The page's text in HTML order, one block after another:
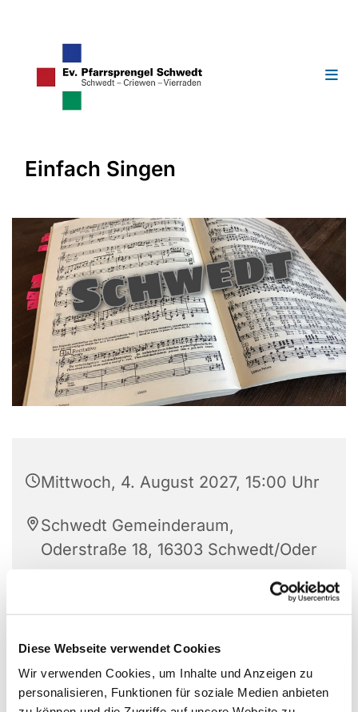
Diese Webseite verwendet Cookies
Wir verwenden Cookies, um Inhalte und Anzeigen zu
personalisieren, Funktionen für soziale Medien anbieten
Einfach Singen
Mittwoch, 4. August 2027, 15:00 Uhr
Schwedt Gemeinderaum,
Oderstraße 18, 16303 Schwedt/Oder